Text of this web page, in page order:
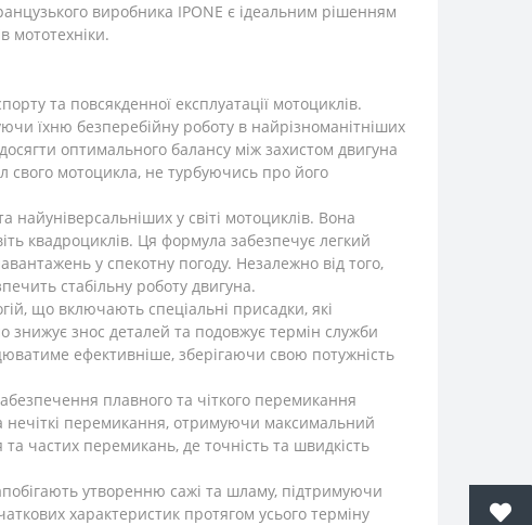
виробника IPONE є ідеальним рішенням
мототехніки.
та повсякденної експлуатації мотоциклів.
їхню безперебійну роботу в найрізноманітніших
оптимального балансу між захистом двигуна
свого мотоцикла, не турбуючись про його
найуніверсальніших у світі мотоциклів. Вона
квадроциклів. Ця формула забезпечує легкий
у спекотну погоду. Незалежно від того,
стабільну роботу двигуна.
що включають спеціальні присадки, які
знижує знос деталей та подовжує термін служби
ефективніше, зберігаючи свою потужність
плавного та чіткого перемикання
нечіткі перемикання, отримуючи максимальний
частих перемикань, де точність та швидкість
утворенню сажі та шламу, підтримуючи
характеристик протягом усього терміну